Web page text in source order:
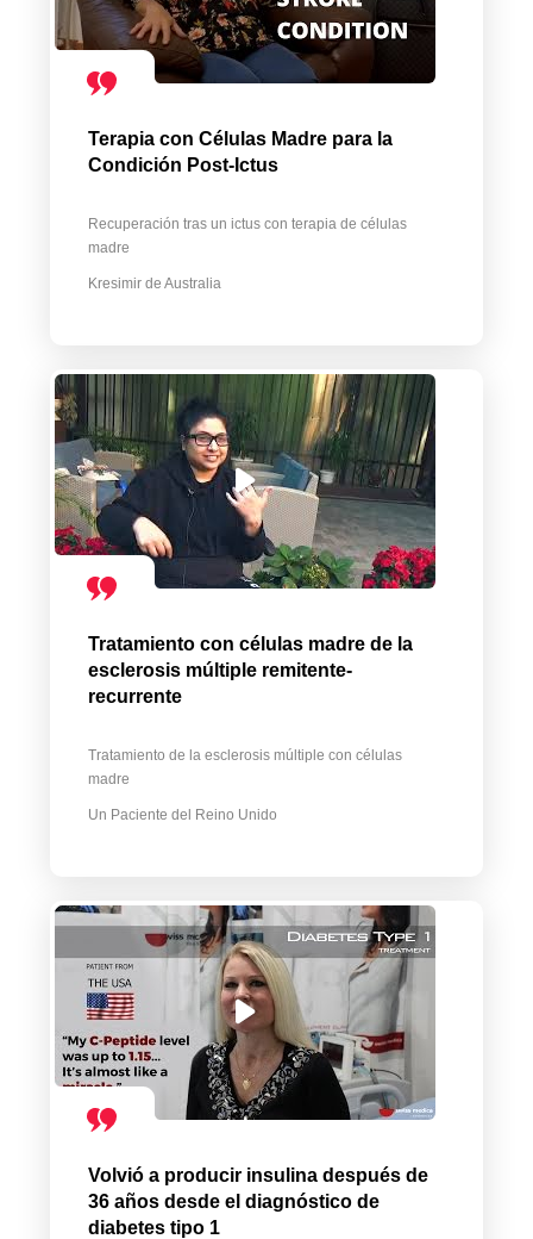
Terapia con Células Madre para la
Condición Post-Ictus
Recuperación tras un ictus con terapia de células
madre
Kresimir de Australia
Tratamiento con células madre de la
esclerosis múltiple remitente-
recurrente
Tratamiento de la esclerosis múltiple con células
madre
Un Paciente del Reino Unido
Volvió a producir insulina después de
36 años desde el diagnóstico de
diabetes tipo 1